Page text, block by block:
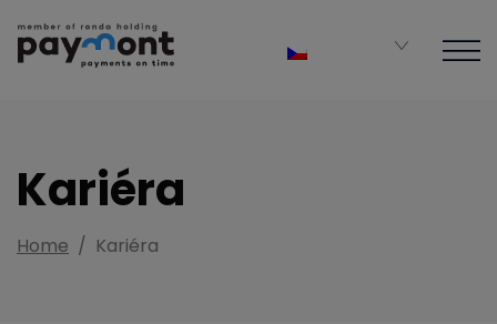
Kariéra
Home / Kariéra